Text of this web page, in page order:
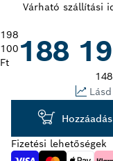
Várható szállítási
198
100
Ft
188
Fizetési lehetőségek